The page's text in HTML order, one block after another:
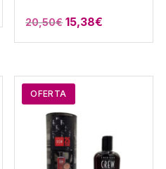
20,50€ 15,38€
OFERTA